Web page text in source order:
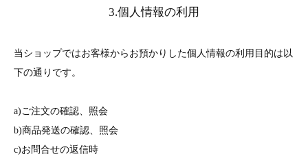
3.個人情報の利用
当ショップではお客様からお預かりした個人情報の利用目的は以
下の通りです。
a)ご注文の確認、照会
b)商品発送の確認、照会
c)お問合せの返信時